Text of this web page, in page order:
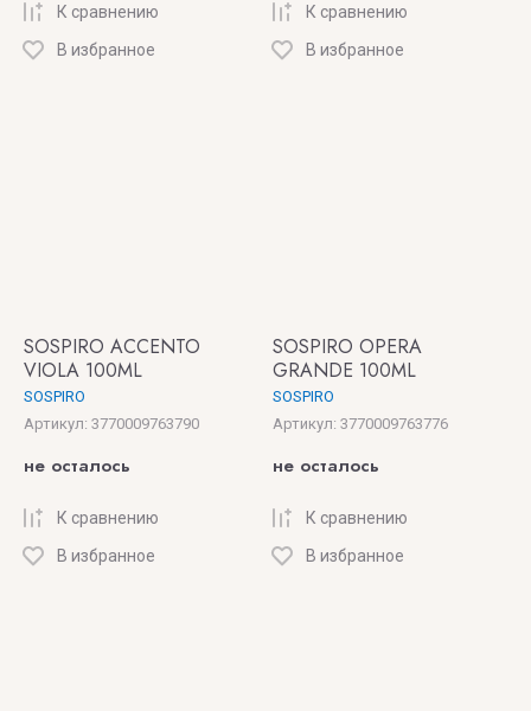
К сравнению
В избранное
К сравнению
В избранное
SOSPIRO ACCENTO
VIOLA 100ML
SOSPIRO
Артикул: 3770009763790
не осталось
К сравнению
В избранное
SOSPIRO OPERA
GRANDE 100ML
SOSPIRO
Артикул: 3770009763776
не осталось
К сравнению
В избранное